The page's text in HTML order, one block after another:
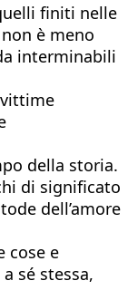
finiti nelle
è meno
interminabili
della storia.
di significato
dell’amore
cose e
sé stessa,